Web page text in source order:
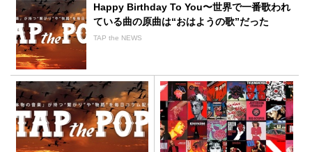
Happy Birthday To You〜世界で一番歌われ
ている曲の原曲は“おはようの歌”だった
TAP the NEWS